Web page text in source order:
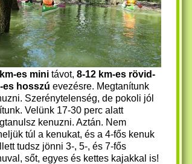
es mini távot, 8-12 km-es rövid-
es hosszú evezésre. Megtanítunk
Szerénytelenség, de pokoli jól
Velünk 17-30 perc alatt
gtanulsz kenuzni. Aztán. Nem
túl a kenukat, és a 4-fős kenuk
tudsz jönni 3-, 5-, és 7-fős
al, sőt, egyes és kettes kajakkal is!